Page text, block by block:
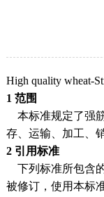
High quality wheat-
1 范围
本标准规定了强
存、运输、加工、
2 引用标准
下列标准所包含
被修订，使用本标